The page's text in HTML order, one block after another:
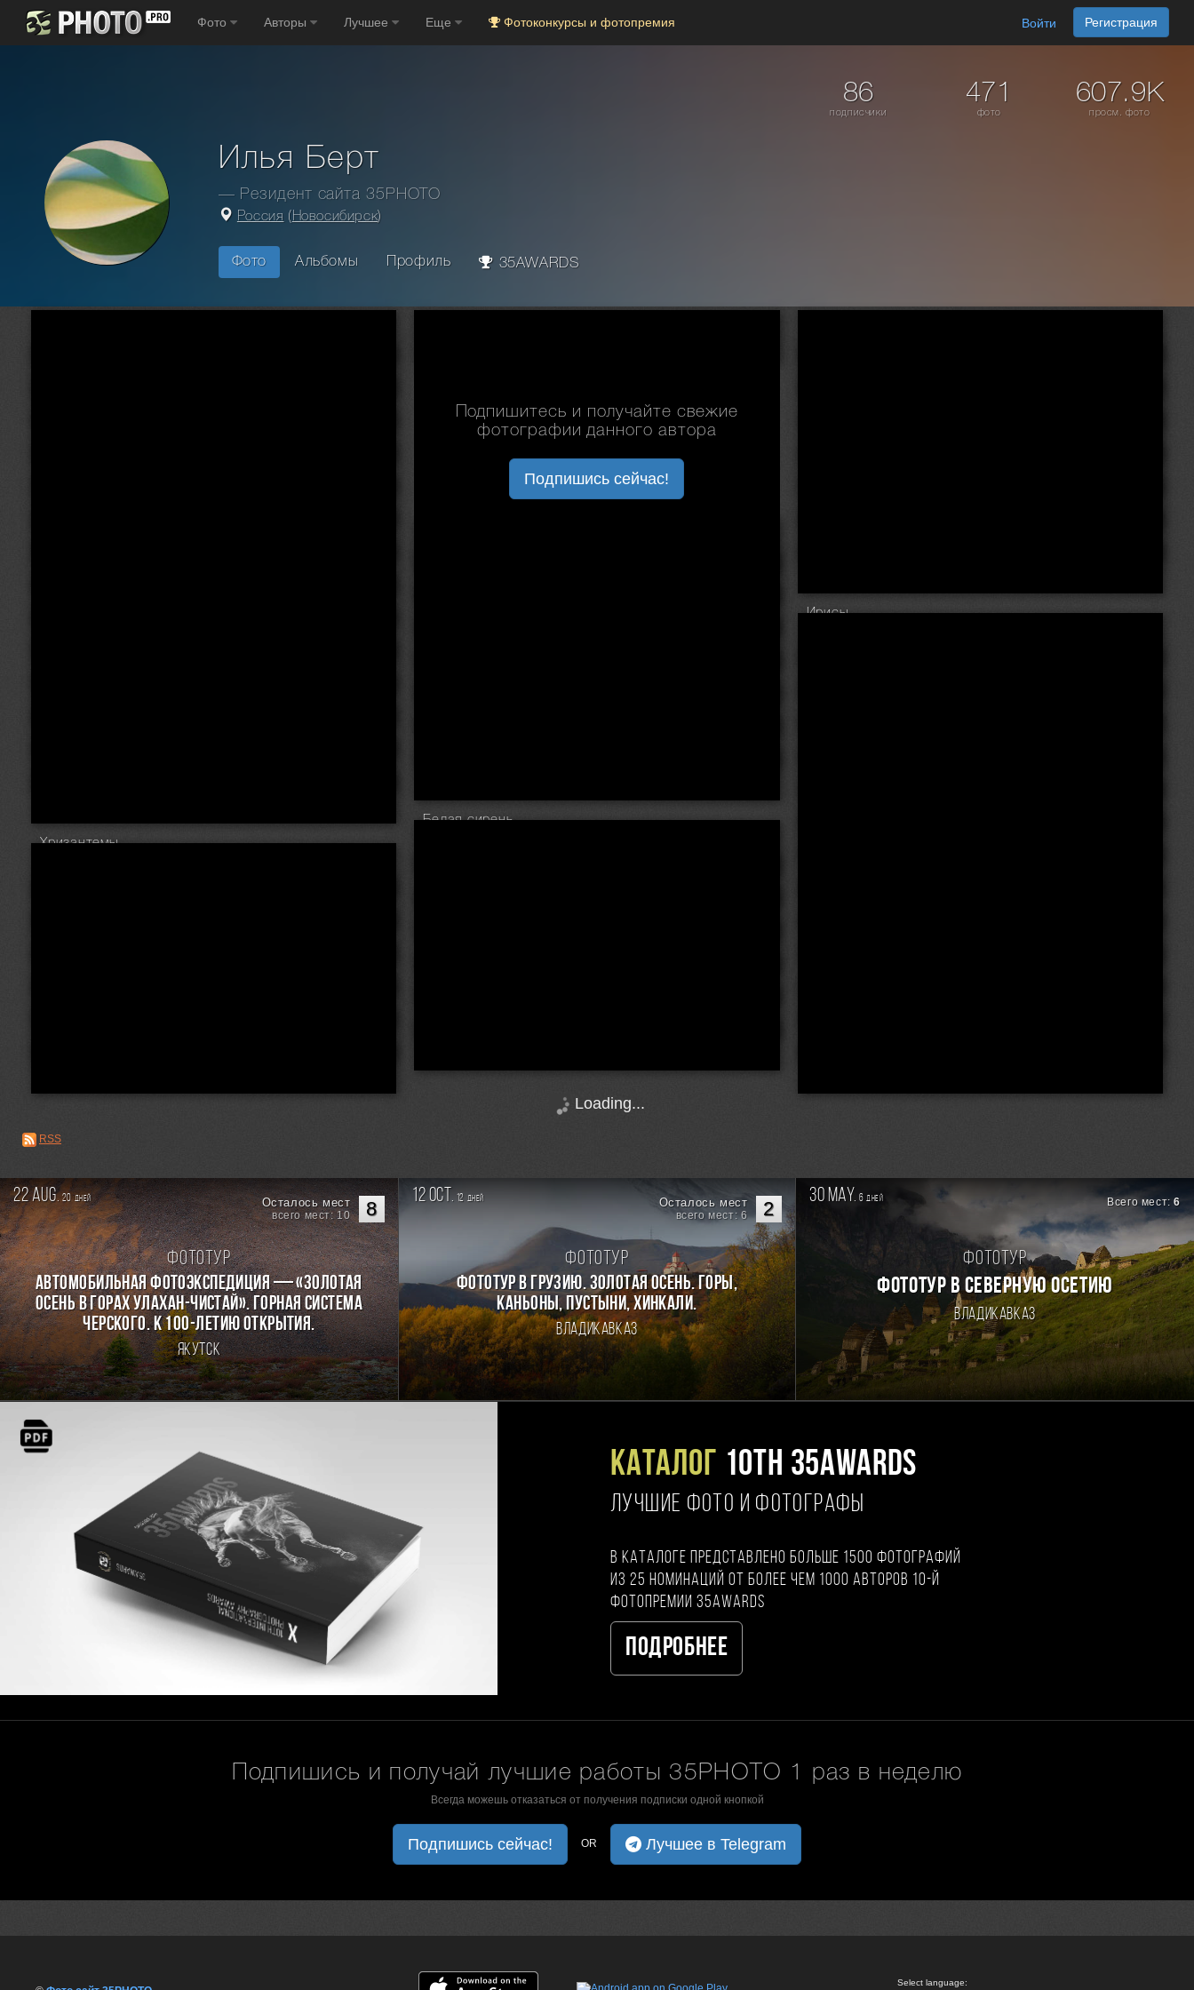
Фото Авторы Лучшее Еще Фотоконкурсы и фотопремия Войти Регистрация
86
подписчики
471
фото
607.9K
просм. фото
Илья Берт
— Резидент сайта 35PHOTO
Россия ( Новосибирск)
Фото Альбомы Профиль 35AWARDS
Подпишитесь и получайте свежие
фотографии данного автора
Подпишись сейчас!
Ирисы
Белая сирень
Хризантемы
Loading...
RSS
22 aug. 20дней 8
Осталось мест
всего мест: 10
Фототур
Автомобильная фотоэкспедиция — «Золотая
осень в горах Улахан-Чистай». Горная система
Черского. К 100-летию открытия.
Якутск
12 oct. 12 дней 2
Осталось мест
всего мест: 6
Фототур
Фототур в Грузию. Золотая осень. Горы,
каньоны, пустыни, хинкали.
Владикавказ
30 may. 6дней Всего мест:6
Фототур
ФОТОТУР В СЕВЕРНУЮ ОСЕТИЮ
Владикавказ
Каталог 10TH 35AWARDS
ЛУЧШИЕ ФОТО И ФОТОГРАФЫ
В каталоге представлено больше 1500 фотографий
из 25 номинаций от более чем 1000 авторов 10-й
фотопремии 35AWARDS
Подробнее
Подпишись и получай лучшие работы 35PHOTO 1 раз в неделю
Всегда можешь отказаться от получения подписки одной кнопкой
Подпишись сейчас! OR Лучшее в Telegram
Select language: